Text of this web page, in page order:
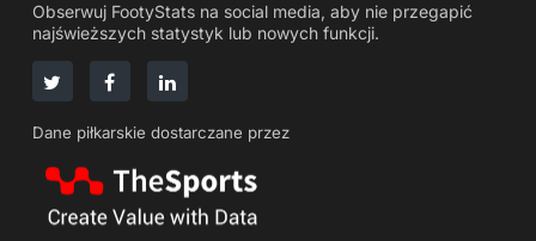
Obserwuj FootyStats na social media, aby nie przegapić
najświeższych statystyk lub nowych funkcji.
Dane piłkarskie dostarczane przez